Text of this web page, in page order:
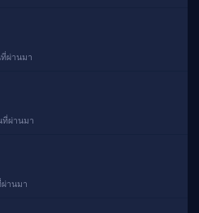
ที่ผ่านมา
ที่ผ่านมา
ผ่านมา